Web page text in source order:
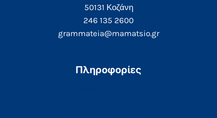
50131 Κοζάνη
246 135 2600
grammateia@mamatsio.gr
Πληροφορίες